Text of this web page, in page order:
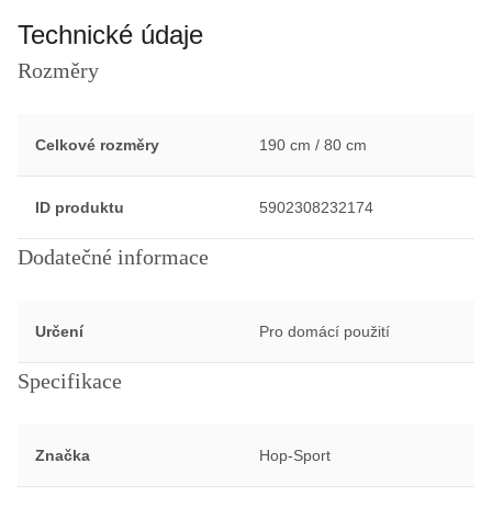
Technické údaje
Rozměry
Celkové rozměry 190 cm / 80 cm
ID produktu 5902308232174
Dodatečné informace
Určení Pro domácí použití
Specifikace
Značka Hop-Sport